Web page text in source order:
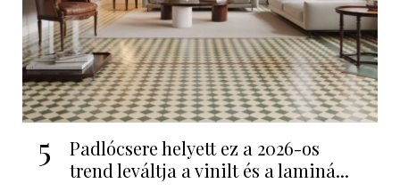
5
Padlócsere helyett ez a 2026-os
trend leváltja a vinilt és a laminá...